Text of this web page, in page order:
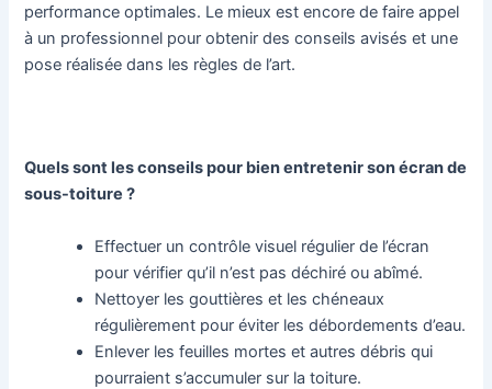
performance optimales. Le mieux est encore de faire appel
à un professionnel pour obtenir des conseils avisés et une
pose réalisée dans les règles de l’art.
Quels sont les conseils pour bien entretenir son écran de
sous-toiture ?
Effectuer un contrôle visuel régulier de l’écran
pour vérifier qu’il n’est pas déchiré ou abîmé.
Nettoyer les gouttières et les chéneaux
régulièrement pour éviter les débordements d’eau.
Enlever les feuilles mortes et autres débris qui
pourraient s’accumuler sur la toiture.